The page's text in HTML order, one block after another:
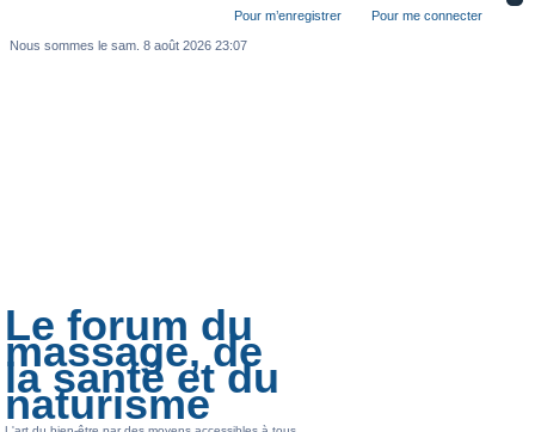
Pour me connecter
Pour m’enregistrer
Nous sommes le sam. 8 août 2026 23:07
Le forum du
massage, de
la santé et du
naturisme